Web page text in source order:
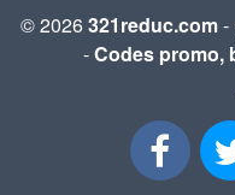
© 2026321reduc.com-
-Codes promo,